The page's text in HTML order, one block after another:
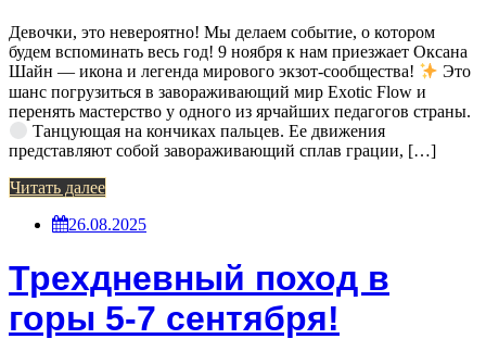
Девочки, это невероятно! Мы делаем событие, о котором
будем вспоминать весь год! 9 ноября к нам приезжает Оксана
Шайн — икона и легенда мирового экзот-сообщества!
Это
шанс погрузиться в завораживающий мир Exotic Flow и
перенять мастерство у одного из ярчайших педагогов страны.
Танцующая на кончиках пальцев. Ее движения
представляют собой завораживающий сплав грации, […]
Читать далее
26.08.2025
Трехдневный поход в
горы 5-7 сентября!